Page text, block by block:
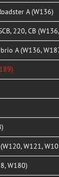
A (W136)
220, CB
A (W136,
W121,
W180)